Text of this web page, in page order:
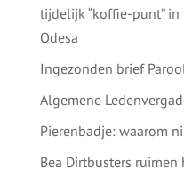
tijdelijk “koffie-punt”
Odesa
Ingezonden brief
Algemene
Pierenbadje: waarom
Bea Dirtbusters ruimen